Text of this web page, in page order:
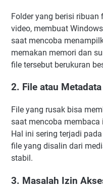
Folder yang berisi
video, membuat
saat mencoba
memakan memori dan
file tersebut berukuran
2. File atau
File yang rusak bisa
saat mencoba
Hal ini sering terjadi
file yang disalin dari
stabil.
3. Masalah Izin